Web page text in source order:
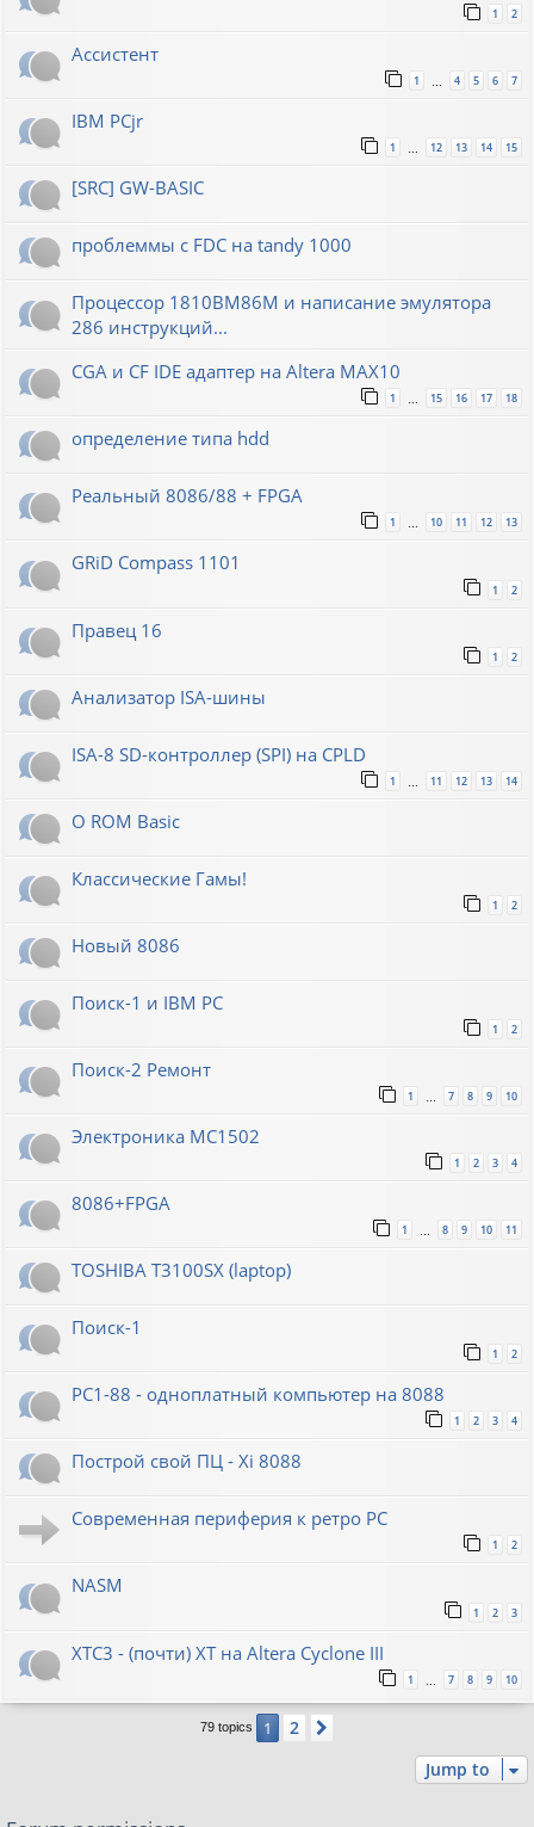
1 2
Ассистент
1 … 4 5 6 7
IBM PCjr
1 … 12 13 14 15
[SRC] GW-BASIC
проблеммы с FDC на tandy 1000
Процессор 1810ВМ86М и написание эмулятора
286 инструкций...
CGA и CF IDE адаптер на Altera MAX10
1 … 15 16 17 18
определение типа hdd
Реальный 8086/88 + FPGA
1 … 10 11 12 13
GRiD Compass 1101
1 2
Правец 16
1 2
Анализатор ISA-шины
ISA-8 SD-контроллер (SPI) на CPLD
1 11 12 13 14
О ROM Basic
Классические Гамы!
1 2
Новый 8086
Поиск-1 и IBM PC
1 2
Поиск-2 Ремонт
1 7 8 9 10
Электроника МС1502
1 2 3 4
8086+FPGA
1 … 8 9 10 11
TOSHIBA T3100SX (laptop)
Поиск-1
1 2
PC1-88 - одноплатный компьютер на 8088
1 2 3 4
Построй свой ПЦ - Xi 8088
Современная периферия к ретро PC
1 2
NASM
1 2 3
XTC3 - (почти) XT на Altera Cyclone III
1 7 8 9 10
79 topics 1 2
Jump to